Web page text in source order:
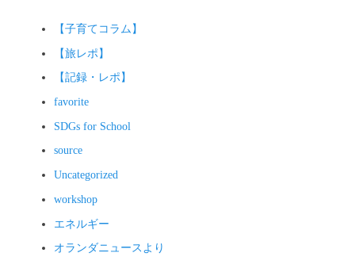
【子育てコラム】
【旅レポ】
【記録・レポ】
favorite
SDGs for School
source
Uncategorized
workshop
エネルギー
オランダニュースより